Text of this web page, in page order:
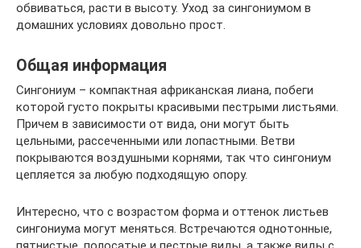
обвиваться, расти в высоту. Уход за сингониумом в
домашних условиях довольно прост.
Общая информация
Сингониум – компактная африканская лиана, побеги
которой густо покрыты красивыми пестрыми листьями.
Причем в зависимости от вида, они могут быть
цельными, рассеченными или лопастными. Ветви
покрываются воздушными корнями, так что сингониум
цепляется за любую подходящую опору.
Интересно, что с возрастом форма и оттенок листьев
сингониума могут меняться. Встречаются однотонные,